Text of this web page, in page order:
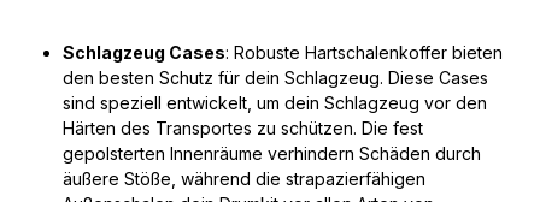
Schlagzeug Cases: Robuste Hartschalenkoffer bieten
den besten Schutz für dein Schlagzeug. Diese Cases
sind speziell entwickelt, um dein Schlagzeug vor den
Härten des Transportes zu schützen. Die fest
gepolsterten Innenräume verhindern Schäden durch
äußere Stöße, während die strapazierfähigen